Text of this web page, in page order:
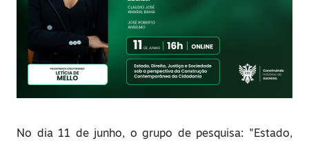
No dia 11 de junho, o grupo de pesquisa: "Estado,